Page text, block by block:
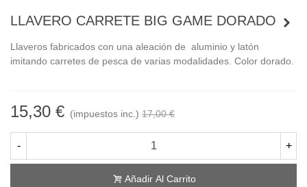
LLAVERO CARRETE BIG GAME DORADO
Llaveros fabricados con una aleación de aluminio y latón
imitando carretes de pesca de varias modalidades. Color dorado.
15,30 € (impuestos inc.) 17,00 €
- +
Añadir Al Carrito